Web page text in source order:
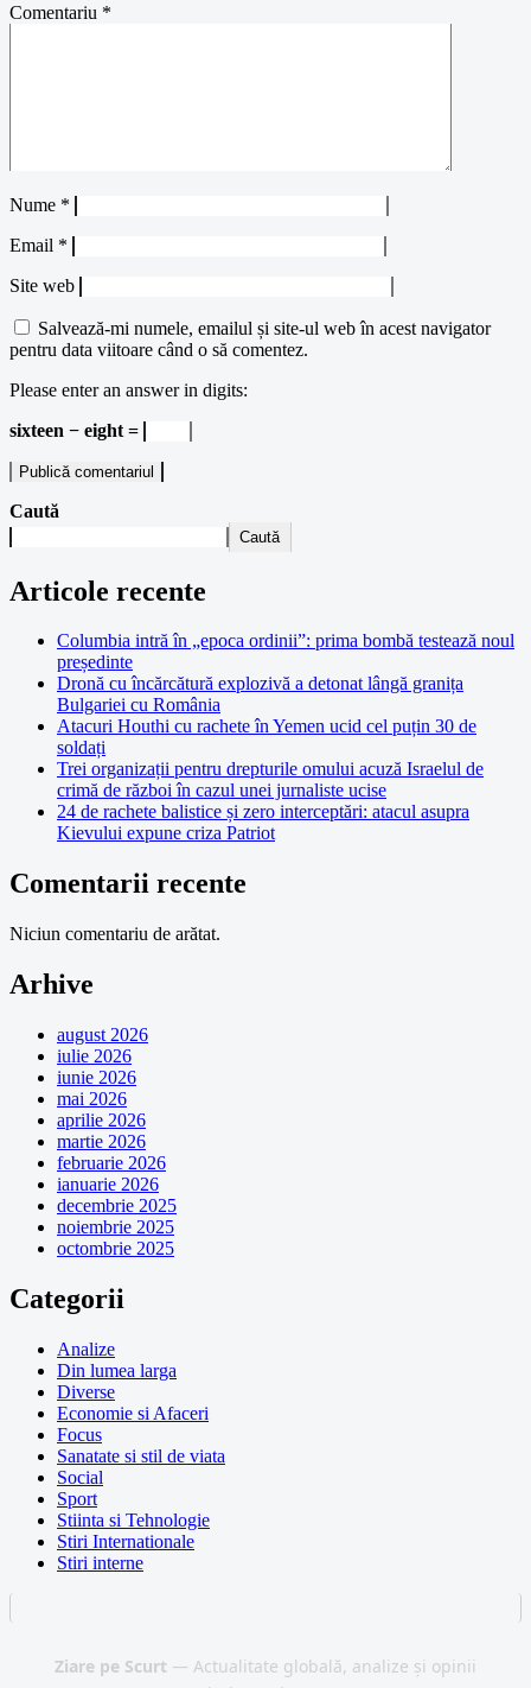
Comentariu *
Nume *
Email *
Site web
Salvează-mi numele, emailul și site-ul web în acest navigator
pentru data viitoare când o să comentez.
Please enter an answer in digits:
sixteen − eight =
Caută
Caută
Articole recente
Columbia intră în „epoca ordinii”: prima bombă testează noul
președinte
Dronă cu încărcătură explozivă a detonat lângă granița
Bulgariei cu România
Atacuri Houthi cu rachete în Yemen ucid cel puțin 30 de
soldați
Trei organizații pentru drepturile omului acuză Israelul de
crimă de război în cazul unei jurnaliste ucise
24 de rachete balistice și zero interceptări: atacul asupra
Kievului expune criza Patriot
Comentarii recente
Niciun comentariu de arătat.
Arhive
august 2026
iulie 2026
iunie 2026
mai 2026
aprilie 2026
martie 2026
februarie 2026
ianuarie 2026
decembrie 2025
noiembrie 2025
octombrie 2025
Categorii
Analize
Din lumea larga
Diverse
Economie si Afaceri
Focus
Sanatate si stil de viata
Social
Sport
Stiinta si Tehnologie
Stiri Internationale
Stiri interne
Ziare pe Scurt — Actualitate globală, analize și opinii